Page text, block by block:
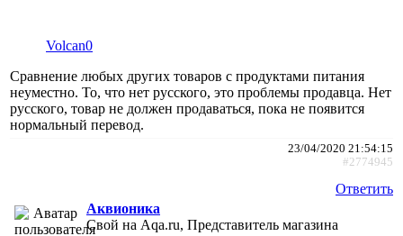
Volcan0
Сравнение любых других товаров с продуктами питания
неуместно. То, что нет русского, это проблемы продавца. Нет
русского, товар не должен продаваться, пока не появится
нормальный перевод.
23/04/2020 21:54:15
#2774945
Ответить
Аквионика
Свой на Aqa.ru, Представитель магазина